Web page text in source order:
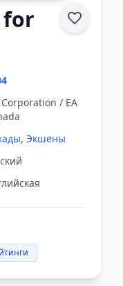
for
/ EA
, Экшены